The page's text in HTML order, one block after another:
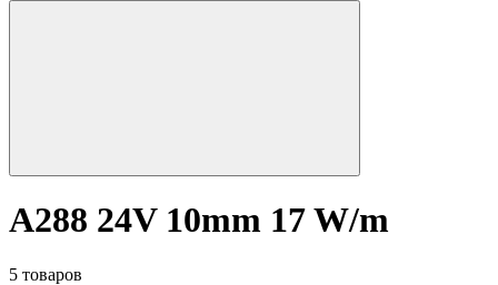
A288 24V 10mm 17 W/m
5 товаров